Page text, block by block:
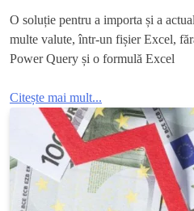
O soluție pentru a importa și a
multe valute, într-un fișier Excel,
Power Query și o formulă Excel
Citește mai mult...